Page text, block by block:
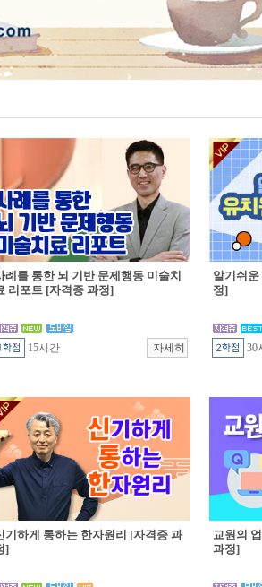
례를 통한 뇌 기반 문제행동 미술치
리포트 [자격증 과정]
15시간
알기쉬
정]
30
기하게 통하는 한자원리 [자격증 과
]
교원의
과정]